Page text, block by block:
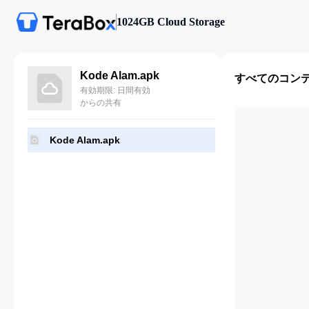
1024GB Cloud Storage
Kode Alam.apk
有効期限: 日間有効
からの共有
Kode Alam.apk
すべてのコン